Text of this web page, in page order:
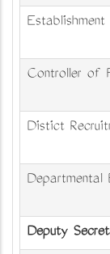
Establishment
Controller of
Distict
Departmental
Deputy